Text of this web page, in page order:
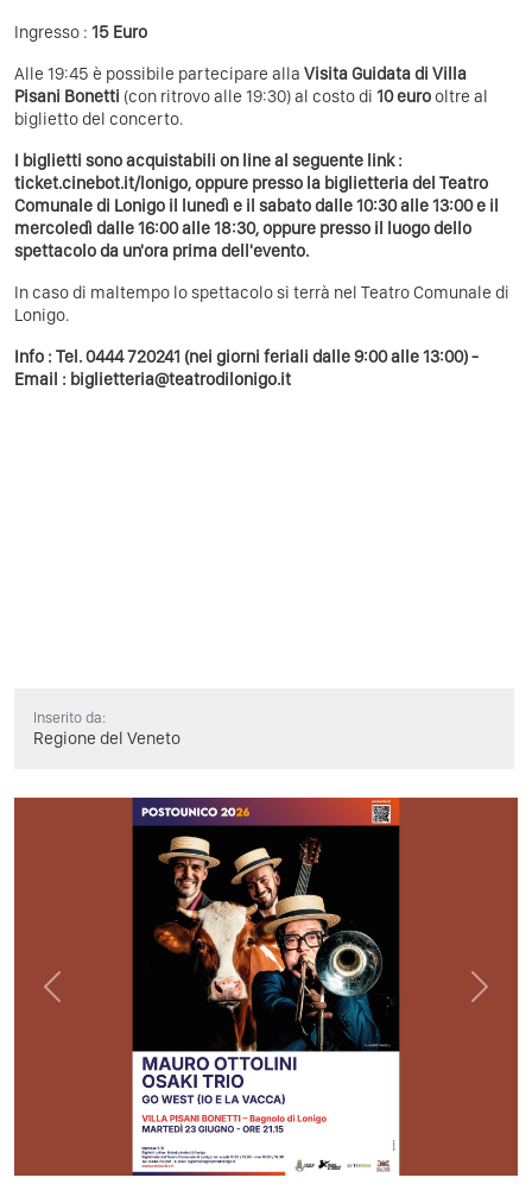
Ingresso : 15 Euro
Alle 19:45 è possibile partecipare alla Visita Guidata di Villa
Pisani Bonetti (con ritrovo alle 19:30) al costo di 10 eurooltre al
biglietto del concerto.
I biglietti sono acquistabili on line al seguente link :
ticket.cinebot.it/lonigo, oppure presso la biglietteria del Teatro
Comunale di Lonigo il lunedì e il sabato dalle 10:30 alle 13:00 e il
mercoledì dalle 16:00 alle 18:30, oppure presso il luogo dello
spettacolo da un'ora prima dell'evento.
In caso di maltempo lo spettacolo si terrà nel Teatro Comunale di
Lonigo.
Info : Tel. 0444 720241 (nei giorni feriali dalle 9:00 alle 13:00) -
Email : biglietteria@teatrodilonigo.it
Inserito da:
Regione del Veneto
Previous Next